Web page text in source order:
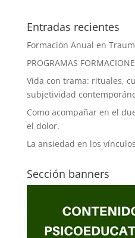
Entradas recientes
Formación Anual en
PROGRAMAS
Vida con trama: rituales,
subjetividad
Como acompañar en el
el dolor.
La ansiedad en los
Sección banners